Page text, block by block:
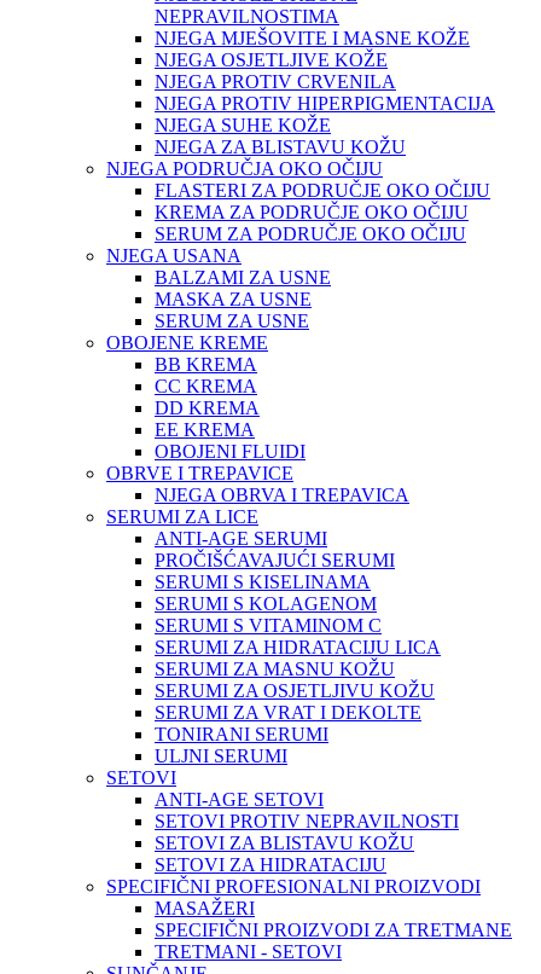
NEPRAVILNOSTIMA
NJEGA MJEŠOVITE I MASNE KOŽE
NJEGA OSJETLJIVE KOŽE
NJEGA PROTIV CRVENILA
NJEGA PROTIV HIPERPIGMENTACIJA
NJEGA SUHE KOŽE
NJEGA ZA BLISTAVU KOŽU
NJEGA PODRUČJA OKO OČIJU
FLASTERI ZA PODRUČJE OKO OČIJU
KREMA ZA PODRUČJE OKO OČIJU
SERUM ZA PODRUČJE OKO OČIJU
NJEGA USANA
BALZAMI ZA USNE
MASKA ZA USNE
SERUM ZA USNE
OBOJENE KREME
BB KREMA
CC KREMA
DD KREMA
EE KREMA
OBOJENI FLUIDI
OBRVE I TREPAVICE
NJEGA OBRVA I TREPAVICA
SERUMI ZA LICE
ANTI-AGE SERUMI
PROČIŠĆAVAJUĆI SERUMI
SERUMI S KISELINAMA
SERUMI S KOLAGENOM
SERUMI S VITAMINOM C
SERUMI ZA HIDRATACIJU LICA
SERUMI ZA MASNU KOŽU
SERUMI ZA OSJETLJIVU KOŽU
SERUMI ZA VRAT I DEKOLTE
TONIRANI SERUMI
ULJNI SERUMI
SETOVI
ANTI-AGE SETOVI
SETOVI PROTIV NEPRAVILNOSTI
SETOVI ZA BLISTAVU KOŽU
SETOVI ZA HIDRATACIJU
SPECIFIČNI PROFESIONALNI PROIZVODI
MASAŽERI
SPECIFIČNI PROIZVODI ZA TRETMANE
TRETMANI - SETOVI